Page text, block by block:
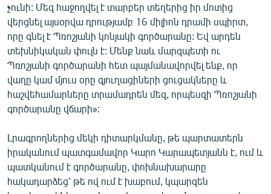
չունի: Մեզ հաջողվել է տարբեր տեղերից իր մոտից
վերցնել այսօրվա դրությամբ 16 միլիոն դրամի սպիրտ,
որը գնել է Պռոշյանի կոնյակի գործարանը: Եվ արդեն
տեխնիկական փուլն է: Մենք նաև մարզպետի ու
Պռոշյանի գործարանի հետ պայմանավորվել ենք, որ
վաղը կամ մյուս օրը գյուղացիների ցուցակները և
հաշվեհամարները տրամադրեն մեզ, որպեսզի Պռոշյանի
գործարանը վճարի»:
Լրագրողներից մեկի դիտարկմանը, թե պարտատերն
իրականում պատգամավոր Կարո Կարապետյանն է, ում և
պատկանում է գործարանը, փոխնախարարը
հակադարձեց՝ թե ով ում է խաբում, կպարզեն